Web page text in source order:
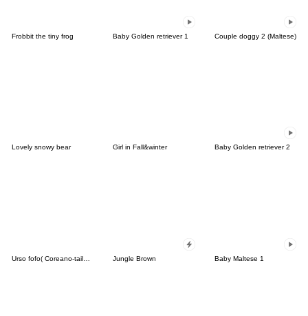
Frobbit the tiny frog Baby Golden retriever 1 Couple doggy 2 (Maltese)
Lovely snowy bear Girl in Fall&winter Baby Golden retriever 2
Jungle Brown Baby Maltese 1